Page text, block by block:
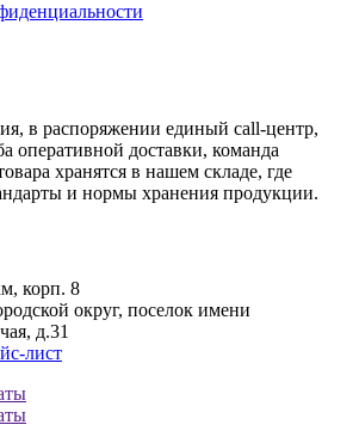
в распоряжении единый call-центр,
оперативной доставки, команда
хранятся в нашем складе, где
и нормы хранения продукции.
корп. 8
округ, поселок имени
д.31
лист